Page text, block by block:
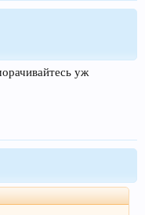
уж